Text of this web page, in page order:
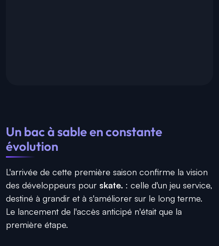
Un bac à sable en constante
évolution
L'arrivée de cette première saison confirme la vision
des développeurs pour skate. : celle d'un jeu service,
destiné à grandir et à s'améliorer sur le long terme.
Le lancement de l'accès anticipé n'était que la
première étape.